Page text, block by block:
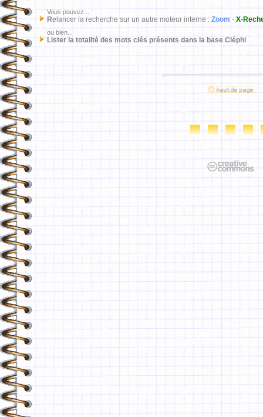
Vous pouvez...
Relancer la recherche sur un autre moteur interne : Zoom - X-
ou bien...
Lister la totalité des mots clés présents dans la base Cléphi